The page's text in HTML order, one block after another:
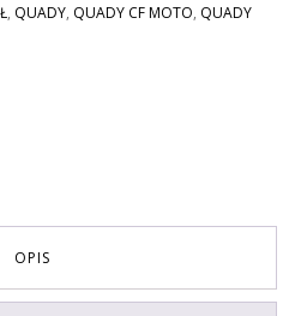
, QUADY, QUADY CF MOTO, QUADY
OPIS